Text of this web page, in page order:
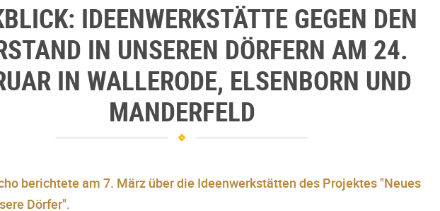
IDEENWERKSTÄTTE GEGEN DEN
IN UNSEREN DÖRFERN AM 24.
IN WALLERODE, ELSENBORN UND
MANDERFELD
berichtete am 7. März über die Ideenwerkstätten des Projektes "Neues
Dörfer".